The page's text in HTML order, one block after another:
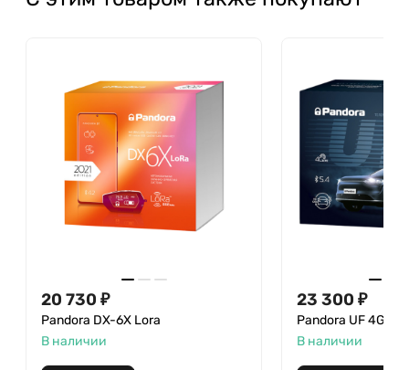
20 730 ₽
Pandora DX-6X Lora
В наличии
23 300 ₽
Pandora UF 4G
В наличии